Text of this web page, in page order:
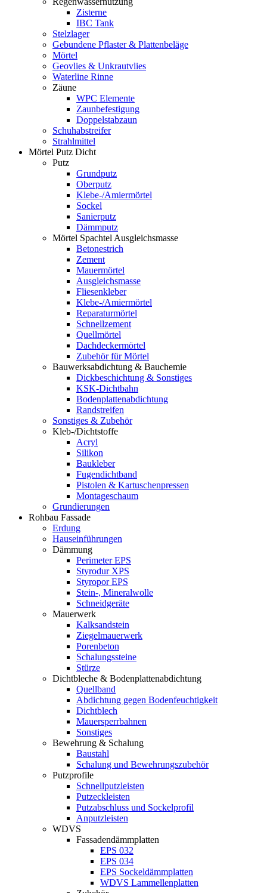
Zisterne
IBC Tank
Stelzlager
Gebundene Pflaster & Plattenbeläge
Mörtel
Geovlies & Unkrautvlies
Waterline Rinne
Zäune
WPC Elemente
Zaunbefestigung
Doppelstabzaun
Schuhabstreifer
Strahlmittel
Mörtel Putz Dicht
Putz
Grundputz
Oberputz
Klebe-/Amiermörtel
Sockel
Sanierputz
Dämmputz
Mörtel Spachtel Ausgleichsmasse
Betonestrich
Zement
Mauermörtel
Ausgleichsmasse
Fliesenkleber
Klebe-/Amiermörtel
Reparaturmörtel
Schnellzement
Quellmörtel
Dachdeckermörtel
Zubehör für Mörtel
Bauwerksabdichtung & Bauchemie
Dickbeschichtung & Sonstiges
KSK-Dichtbahn
Bodenplattenabdichtung
Randstreifen
Sonstiges & Zubehör
Kleb-/Dichtstoffe
Acryl
Silikon
Baukleber
Fugendichtband
Pistolen & Kartuschenpressen
Montageschaum
Grundierungen
Rohbau Fassade
Erdung
Hauseinführungen
Dämmung
Perimeter EPS
Styrodur XPS
Styropor EPS
Stein-, Mineralwolle
Schneidgeräte
Mauerwerk
Kalksandstein
Ziegelmauerwerk
Porenbeton
Schalungssteine
Stürze
Dichtbleche & Bodenplattenabdichtung
Quellband
Abdichtung gegen Bodenfeuchtigkeit
Dichtblech
Mauersperrbahnen
Sonstiges
Bewehrung & Schalung
Baustahl
Schalung und Bewehrungszubehör
Putzprofile
Schnellputzleisten
Putzeckleisten
Putzabschluss und Sockelprofil
Anputzleisten
WDVS
Fassadendämmplatten
EPS 032
EPS 034
EPS Sockeldämmplatten
WDVS Lammellenplatten